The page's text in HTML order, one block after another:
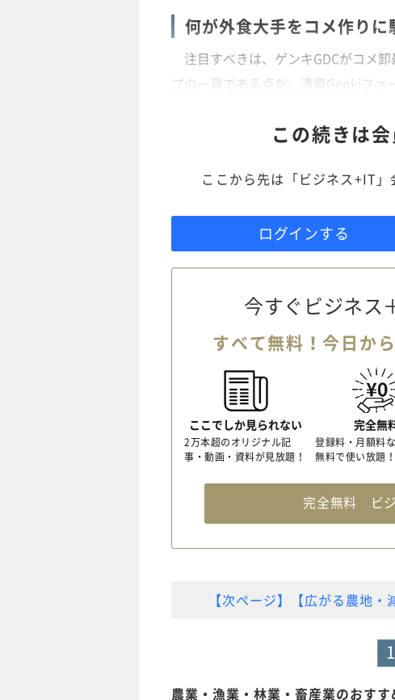
何が外食大手をコメ作りに
注目すべきは、ゲンキGDCがコメ
プの一員である点だ。清原Genkiファ
この続きは
ここから先は「ビジネス+IT」
ログインする
今すぐビジネス
すべて無料！今日か
ここでしか見られない
2万本超のオリジナル記
事・動画・資料が見放題！
完全無
登録料・月額料
無料で使い放題！
完全無料 ビ
【次ページ】【広がる農地
1
農業・漁業・林業・畜産業のおす